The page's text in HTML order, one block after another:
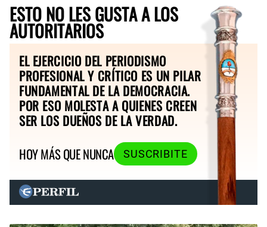
ESTO NO LES GUSTA A LOS
AUTORITARIOS
EL EJERCICIO DEL PERIODISMO
PROFESIONAL Y CRÍTICO ES UN PILAR
FUNDAMENTAL DE LA DEMOCRACIA.
POR ESO MOLESTA A QUIENES CREEN
SER LOS DUEÑOS DE LA VERDAD.
HOY MÁS QUE NUNCA
SUSCRIBITE